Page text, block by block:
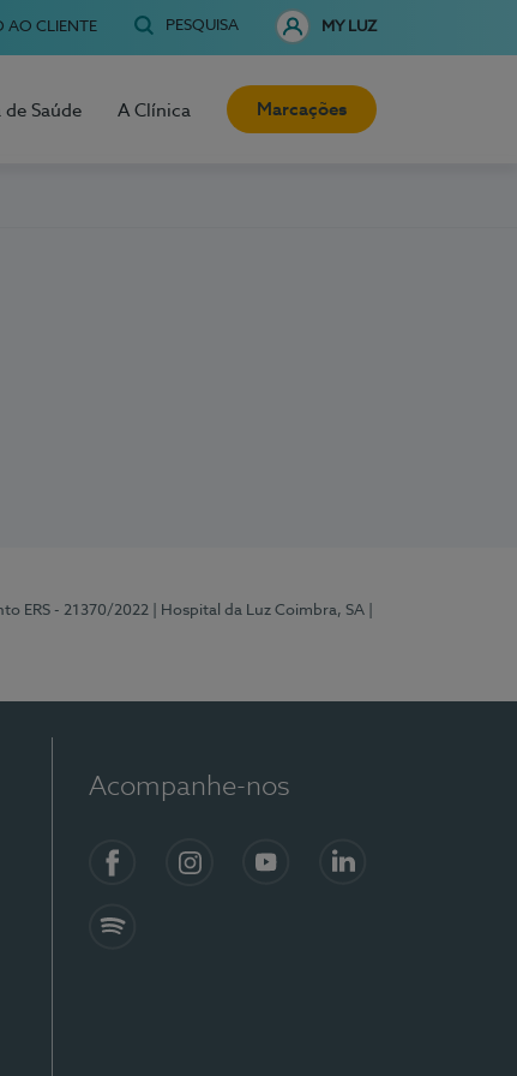
AO CLIENTE PESQUISA MY LUZ
de Saúde A Clínica Marcações
ERS - 21370/2022 | Hospital da Luz Coimbra, SA
Acompanhe-nos